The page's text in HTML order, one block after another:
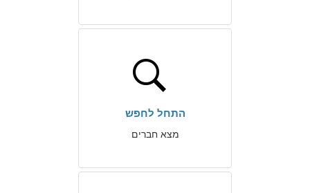
התחל לחפש
מצא חברים